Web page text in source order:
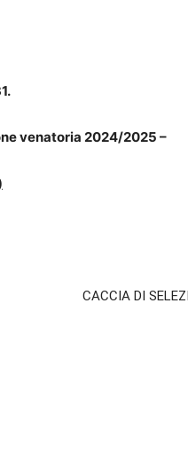
venatoria 2024/2025 –
CACCIA DI